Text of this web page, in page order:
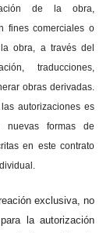
de la obra,
fines comerciales o
obra, a través del
traducciones,
obras derivadas.
autorizaciones es
nuevas formas de
en este contrato
exclusiva, no
la autorización